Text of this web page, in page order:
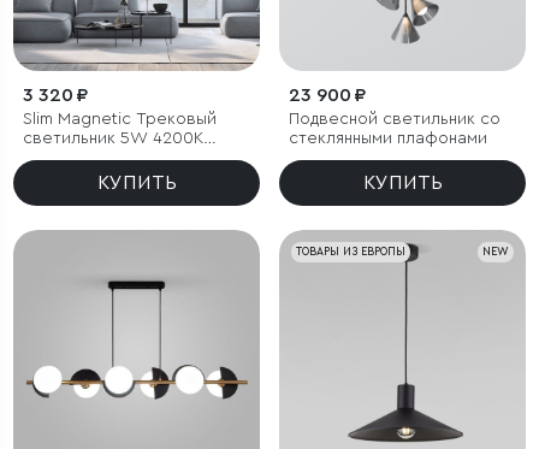
3 320 ₽
Slim Magnetic Трековый
светильник 5W 4200K
Event (латунь) 85040/01
КУПИТЬ
23 900 ₽
Подвесной светильник со
стеклянными плафонами
КУПИТЬ
NEW
ТОВАРЫ ИЗ ЕВРОПЫ